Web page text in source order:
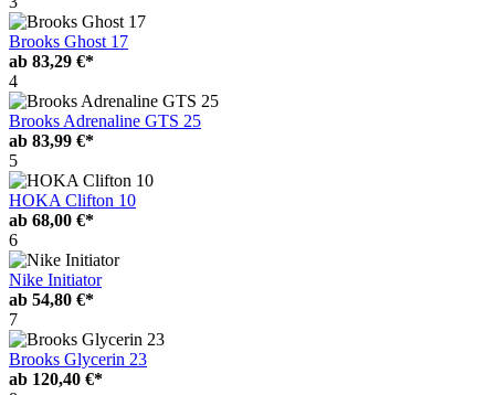
Brooks Ghost 17
ab 83,29 €*
4
Brooks Adrenaline GTS 25
ab 83,99 €*
5
HOKA Clifton 10
ab 68,00 €*
6
Nike Initiator
ab 54,80 €*
7
Brooks Glycerin 23
ab 120,40 €*